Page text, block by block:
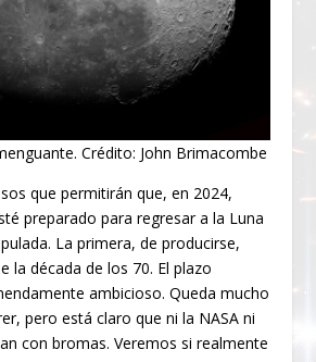
Crédito: John Brimacombe
que permitirán que, en 2024,
preparado para regresar a la Luna
La primera, de producirse,
la década de los 70. El plazo
ambicioso. Queda mucho
pero está claro que ni la NASA ni
con bromas. Veremos si realmente